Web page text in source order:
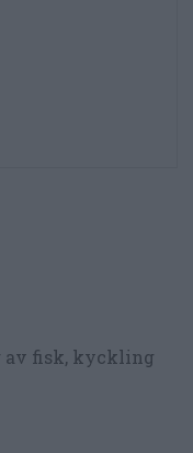
av fisk, kyckling